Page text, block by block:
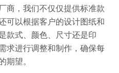
商，我们不仅仅提供标准款
可以根据客户的设计图纸和
款式、颜色、尺寸还是印
求进行调整和制作，确保每
期望。